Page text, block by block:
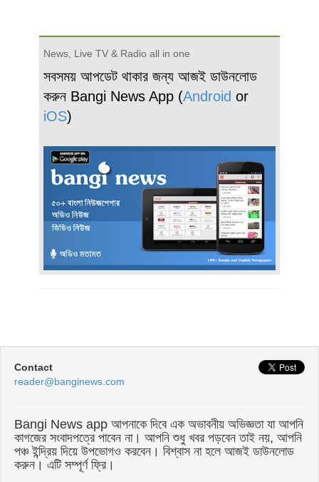
News, Live TV & Radio all in one
সবসময় আপডেট থাকার জন্য আজই ডাউনলোড
করুন Bangi News App (Android or
iOS)
Contact
reader@banginews.com
Bangi News app আপনাকে দিবে এক অভাবনীয় অভিজ্ঞতা যা আপনি
কাগজের সংবাদপত্রে পাবেন না। আপনি শুধু খবর পড়বেন তাই নয়, আপনি
পঞ্চ ইন্দ্রিয় দিয়ে উপভোগও করবেন। বিশ্বাস না হলে আজই ডাউনলোড
করুন। এটি সম্পূর্ণ ফ্রি।